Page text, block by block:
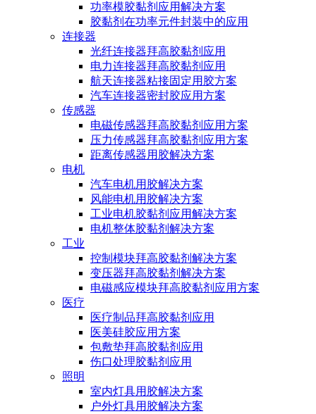
功率模胶黏剂应用解决方案
胶黏剂在功率元件封装中的应用
连接器
光纤连接器拜高胶黏剂应用
电力连接器拜高胶黏剂应用
航天连接器粘接固定用胶方案
汽车连接器密封胶应用方案
传感器
电磁传感器拜高胶黏剂应用方案
压力传感器拜高胶黏剂应用方案
距离传感器用胶解决方案
电机
汽车电机用胶解决方案
风能电机用胶解决方案
工业电机胶黏剂应用解决方案
电机整体胶黏剂解决方案
工业
控制模块拜高胶黏剂解决方案
变压器拜高胶黏剂解决方案
电磁感应模块拜高胶黏剂应用方案
医疗
医疗制品拜高胶黏剂应用
医美硅胶应用方案
包敷垫拜高胶黏剂应用
伤口处理胶黏剂应用
照明
室内灯具用胶解决方案
户外灯具用胶解决方案